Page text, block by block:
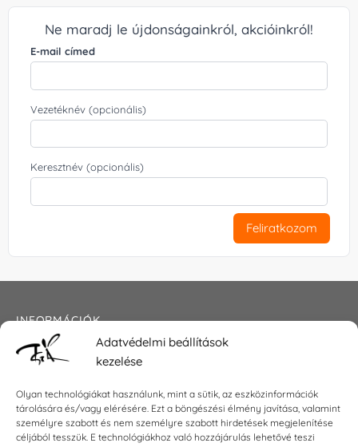
Adatvédelmi beállítások
kezelése
Olyan technológiákat használunk, mint a sütik, az eszközinformációk
tárolására és/vagy elérésére. Ezt a böngészési élmény javítása, valamint
személyre szabott és nem személyre szabott hirdetések megjelenítése
céljából tesszük. E technológiákhoz való hozzájárulás lehetővé teszi
Ne maradj le újdonságainkról, akcióinkról!
E-mail címed
Vezetéknév (opcionális)
Keresztnév (opcionális)
Feliratkozom
INFORMÁCIÓK
Általános szerződési feltételek
Impresszum